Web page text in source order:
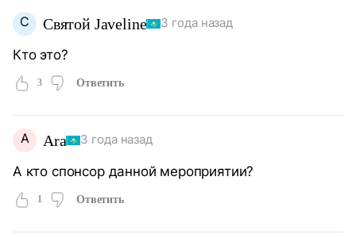
С Святой Javeline 3 года назад
Кто это?
3 Ответить
A Ara 3 года назад
А кто спонсор данной мероприятии?
1 Ответить